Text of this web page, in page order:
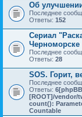
Об
Последнее
Ответы: 152
Сериал
Черноморске
Последнее
Ответы: 28
SOS. Горит,
Последнее
Ответы: 6
[ROOT]/vendor/
count():
Countable